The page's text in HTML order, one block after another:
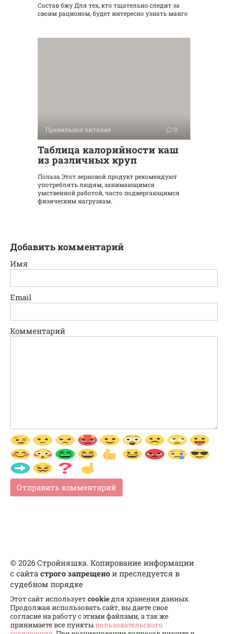
Состав бжу Для тех, кто тщательно следит за
своим рационом, будет интересно узнать манго
Правильное питание 0
Таблица калорийности каш
из различных круп
Польза Этот зерновой продукт рекомендуют
употреблять людям, занимающимся
умственной работой, часто подвергающимся
физическим нагрузкам.
Добавить комментарий
Имя
Email
Комментарий
© 2026 Стройняшка. Копирование информации
с сайта строго запрещено и преследуется в
судебном порядке
Этот сайт используетcookie для хранения данных.
Продолжая использовать сайт, вы даете свое
согласие на работу с этими файлами, а так же
принимаете все пункты пользовательского